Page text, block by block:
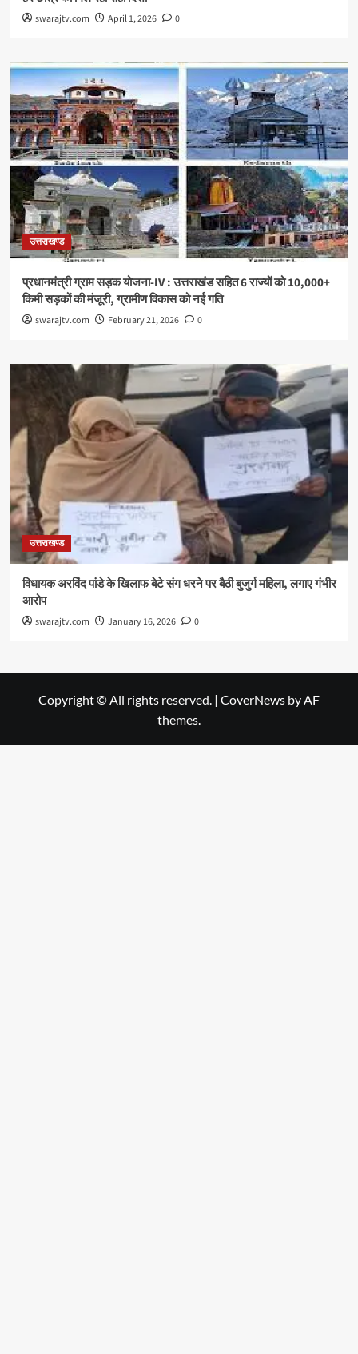
swarajtv.com April 1, 2026 0
उत्तराखण्ड
प्रधानमंत्री ग्राम सड़क योजना-IV : उत्तराखंड सहित 6 राज्यों को 10,000+
किमी सड़कों की मंजूरी, ग्रामीण विकास को नई गति
swarajtv.com February 21, 2026 0
उत्तराखण्ड
विधायक अरविंद पांडे के खिलाफ बेटे संग धरने पर बैठी बुजुर्ग महिला, लगाए गंभीर
आरोप
swarajtv.com January 16, 2026 0
Copyright © All rights reserved. | CoverNews by AF
themes.